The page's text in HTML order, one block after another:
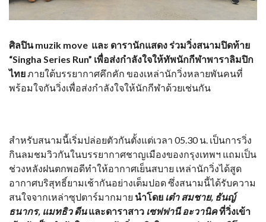
ศิลปินmuzik move และ ดารานักแสดง ร่วมวิ่งสนามปิดท้าย
“Singha Series Run” เพื่อส่งกำลังใจให้ทัพนักกีฬาพาราลิมปิก
ไทยภายใต้บรรยากาศคึกคัก ของเหล่านักวิ่งหลายพันคนที่
พร้อมใจกันวิ่งเพื่อส่งกำลังใจให้นักกีฬาด้วยเช่นกัน
สำหรับสนามนี้เริ่มปล่อยตัวกันตั้งแต่เวลา 05.30 น. เป็นการวิ่ง
กินลมชมวิวกันในบรรยากาศชาญเมืองของกรุงเทพฯ แถมเป็น
ช่วงหลังฝนตกพอดีทำให้อากาศเย็นสบาย เหล่านักวิ่งได้สูด
อากาศบริสุทธิ์ยามเช้ากันอย่างเต็มปอด ซึ่งสนามนี้ได้รับความ
สนใจจากเหล่าซุปตาร์มากมาย นำโดย เต๋า สมชาย, ธันญ์
ธนากร, แมทธิว ดีนและดาราสาว เซฟฟานี อะวานิคที่วิ่งเข้า